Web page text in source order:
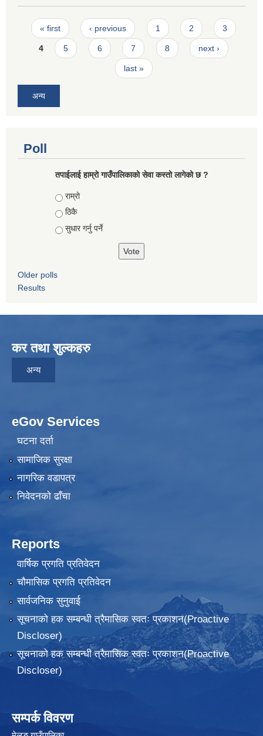
Pages
« first ‹ previous 1 2 3
4 5 6 7 8 next ›
last »
अन्य
Poll
तपाईलाई हाम्राे गाउँपालिकाको सेवा कस्तो लागेको छ ?
Choices
राम्रो
ठिकै
सुधार गर्नु पर्ने
Older polls
Results
कर तथा शुल्कहरु
अन्य
eGov Services
घटना दर्ता
सामाजिक सुरक्षा
नागरिक वडापत्र
निवेदनकाे ढाँचा
Reports
वार्षिक प्रगति प्रतिवेदन
चौमासिक प्रगति प्रतिवेदन
सार्वजनिक सुनुवाई
सूचनाको हक सम्बन्धी त्रैमासिक स्वतः प्रकाशन(Proactive
Discloser)
सूचनाको हक सम्बन्धी त्रैमासिक स्वतः प्रकाशन(Proactive
Discloser)
सम्पर्क विवरण